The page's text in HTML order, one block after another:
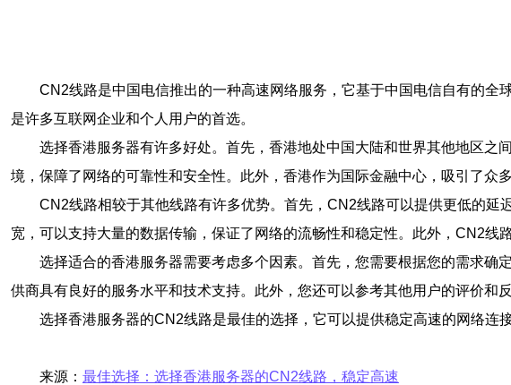
CN2线路是中国电信推出的一种高速网络服务，它基于中国电信自有的全
是许多互联网企业和个人用户的首选。
选择香港服务器有许多好处。首先，香港地处中国大陆和世界其他地区
境，保障了网络的可靠性和安全性。此外，香港作为国际金融中心，吸引了众
CN2线路相较于其他线路有许多优势。首先，CN2线路可以提供更低的
宽，可以支持大量的数据传输，保证了网络的流畅性和稳定性。此外，CN2线
选择适合的香港服务器需要考虑多个因素。首先，您需要根据您的需求
供商具有良好的服务水平和技术支持。此外，您还可以参考其他用户的评价和
选择香港服务器的CN2线路是最佳的选择，它可以提供稳定高速的网络连
来源： 最佳选择：选择香港服务器的CN2线路，稳定高速